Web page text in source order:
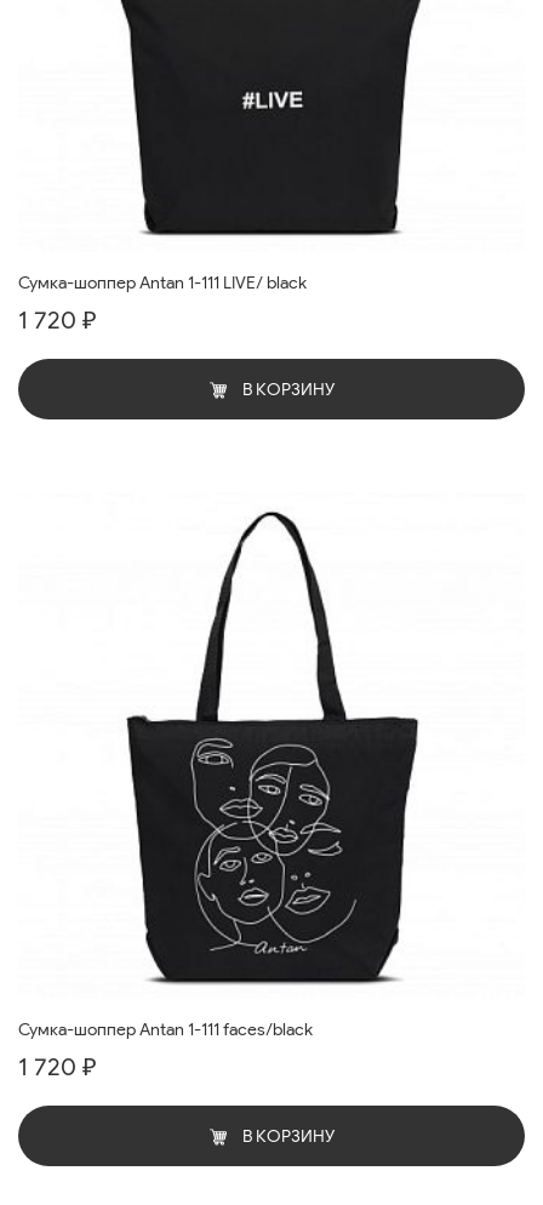
Сумка-шоппер Antan 1-111 LIVE/ black
1 720 ₽
В КОРЗИНУ
Сумка-шоппер Antan 1-111 faces/black
1 720 ₽
В КОРЗИНУ